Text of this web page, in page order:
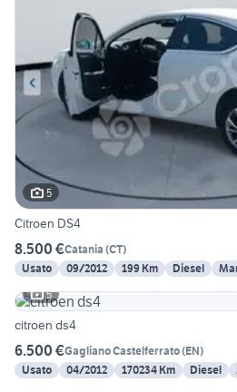
5
Citroen DS4
8.500 €Catania (CT)
Usato
09/2012 199 Km Diesel
5
citroen ds4
6.500 €Gagliano Castelferrato(EN)
Usato
04/2012 170234 Km Diesel